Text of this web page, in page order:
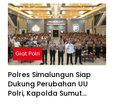
Bongkar Jaringan Pemakai
Sabu di Simalungun
Giat Polri
Polres Simalungun Siap
Dukung Perubahan UU
Polri, Kapolda Sumut